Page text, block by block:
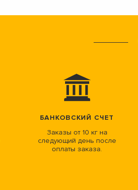
БАНКОВСКИЙ СЧЕТ
Заказы от 10 кг на
следующий день после
оплаты заказа.